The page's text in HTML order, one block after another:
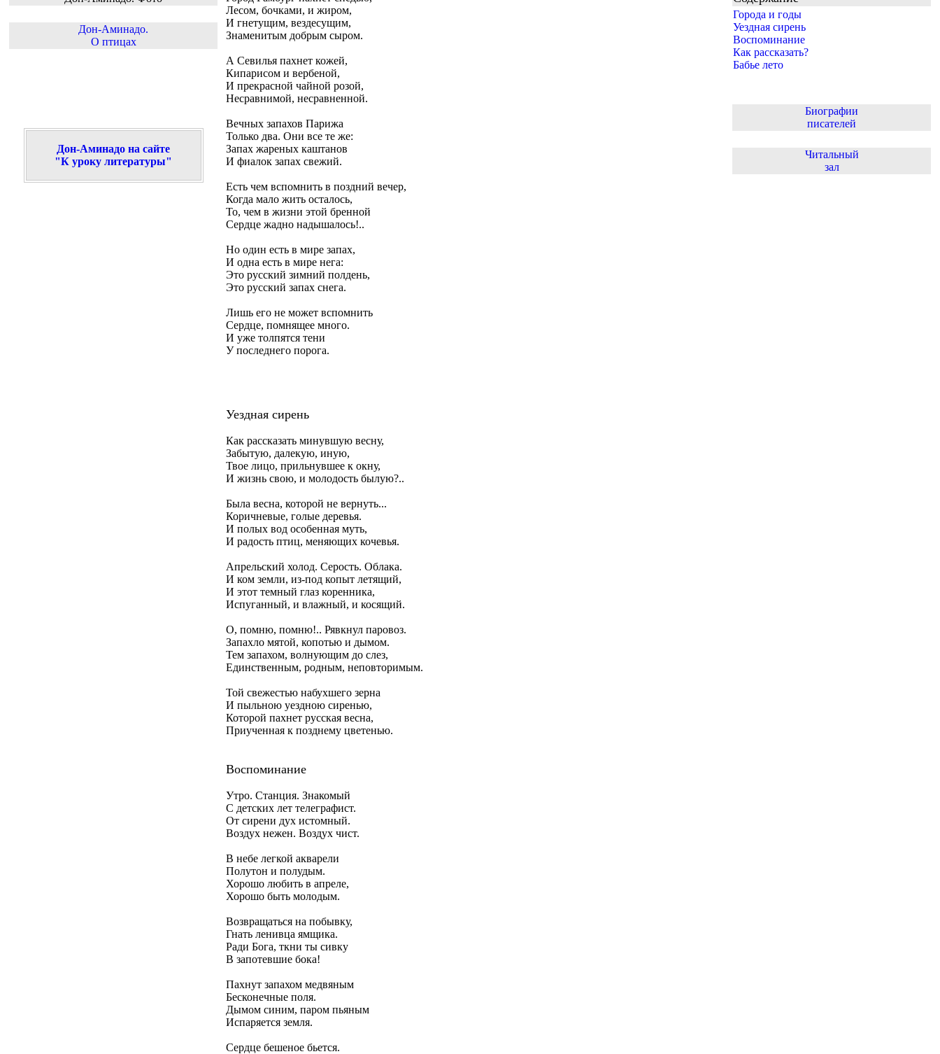
Дон-Аминадо.
О птицах
Дон-Аминадо на сайте
"К уроку литературы"
Лесом, бочками, и жиром,
И гнетущим, вездесущим,
Знаменитым добрым сыром.
А Севилья пахнет кожей,
Кипарисом и вербеной,
И прекрасной чайной розой,
Несравнимой, несравненной.
Вечных запахов Парижа
Только два. Они все те же:
Запах жареных каштанов
И фиалок запах свежий.
Есть чем вспомнить в поздний вечер,
Когда мало жить осталось,
То, чем в жизни этой бренной
Сердце жадно надышалось!..
Но один есть в мире запах,
И одна есть в мире нега:
Это русский зимний полдень,
Это русский запах снега.
Лишь его не может вспомнить
Сердце, помнящее много.
И уже толпятся тени
У последнего порога.
Уездная сирень
Как рассказать минувшую весну,
Забытую, далекую, иную,
Твое лицо, прильнувшее к окну,
И жизнь свою, и молодость былую?..
Была весна, которой не вернуть...
Коричневые, голые деревья.
И полых вод особенная муть,
И радость птиц, меняющих кочевья.
Апрельский холод. Серость. Облака.
И ком земли, из-под копыт летящий,
И этот темный глаз коренника,
Испуганный, и влажный, и косящий.
О, помню, помню!.. Рявкнул паровоз.
Запахло мятой, копотью и дымом.
Тем запахом, волнующим до слез,
Единственным, родным, неповторимым.
Той свежестью набухшего зерна
И пыльною уездною сиренью,
Которой пахнет русская весна,
Приученная к позднему цветенью.
Воспоминание
Утро. Станция. Знакомый
С детских лет телеграфист.
От сирени дух истомный.
Воздух нежен. Воздух чист.
В небе легкой акварели
Полутон и полудым.
Хорошо любить в апреле,
Хорошо быть молодым.
Возвращаться на побывку,
Гнать ленивца ямщика.
Ради Бога, ткни ты сивку
В запотевшие бока!
Пахнут запахом медвяным
Бесконечные поля.
Дымом синим, паром пьяным
Испаряется земля.
Сердце бешеное бьется.
Города и годы
Уездная сирень
Воспоминание
Как рассказать?
Бабье лето
Биографии
писателей
Читальный
зал